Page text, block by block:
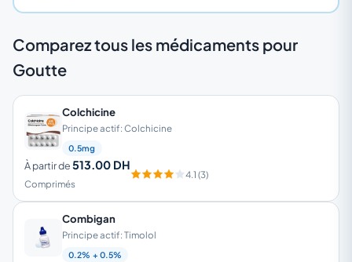
Comparez tous les médicaments pour
Goutte
Combigan
Principe actif: Timolol
0.2% + 0.5%
Colchicine
Principe actif: Colchicine
0.5mg
À partir de513.00 DH
Comprimés
4.1 (3)